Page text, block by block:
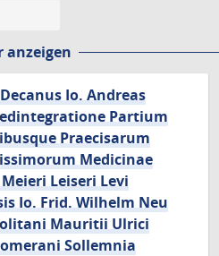
anzeigen
Io. Andreas
Partium
Praecisarum
Medicinae
Leiseri Levi
Io. Frid. Wilhelm Neu
Mauritii Ulrici
Sollemnia